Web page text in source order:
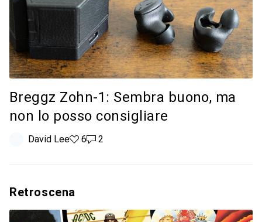
Breggz Zohn-1: Sembra buono, ma
non lo posso consigliare
David Lee6 like
62 commenti
2
Retroscena